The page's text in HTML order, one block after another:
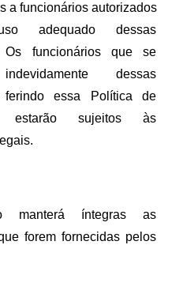
a funcionários autorizados
adequado dessas
Os funcionários que se
dessas
ferindo essa Política de
estarão sujeitos às
manterá íntegras as
forem fornecidas pelos